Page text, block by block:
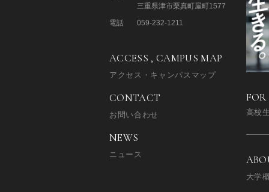
FOR
高校
大学
三重県津市栗真町屋町1577
電話
059-232-1211
ACCESS , CAMPUS MAP
アクセス・キャンパスマップ
CONTACT
お問い合わせ
NEWS
ニュース